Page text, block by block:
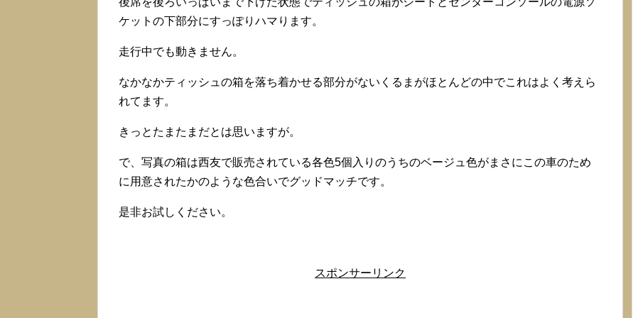
ケットの下部分にすっぽりハマります。
走行中でも動きません。
なかなかティッシュの箱を落ち着かせる部分がないくるまがほとんどの中でこれはよく考えら
れてます。
きっとたまたまだとは思いますが。
で、写真の箱は西友で販売されている各色5個入りのうちのベージュ色がまさにこの車のため
に用意されたかのような色合いでグッドマッチです。
是非お試しください。
スポンサーリンク